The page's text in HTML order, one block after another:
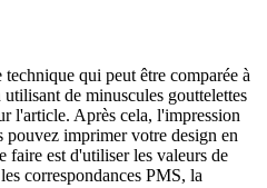
qui peut être comparée à
de minuscules gouttelettes
l'article. Après cela, l'impression
pouvez imprimer votre design en
faire est d'utiliser les valeurs de
correspondances PMS, la